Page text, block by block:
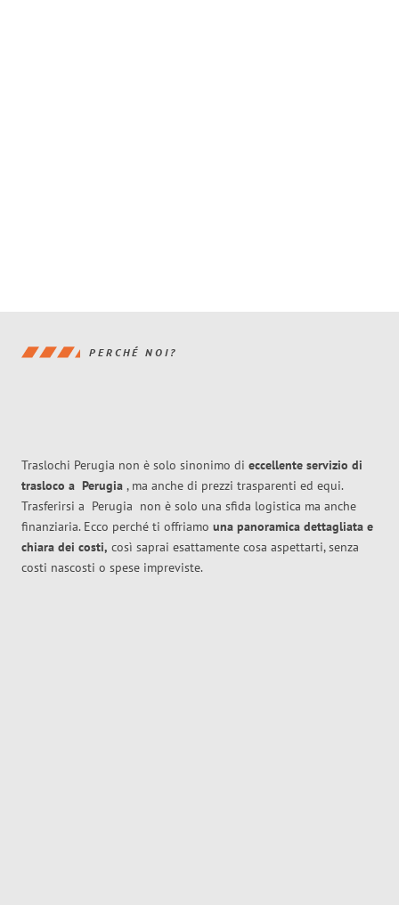
PERCHÉ NOI?
Traslochi Perugia non è solo sinonimo di eccellente servizio di
trasloco a Perugia , ma anche di prezzi trasparenti ed equi.
Trasferirsi a Perugia non è solo una sfida logistica ma anche
finanziaria. Ecco perché ti offriamo una panoramica dettagliata e
chiara dei costi, così saprai esattamente cosa aspettarti, senza
costi nascosti o spese impreviste.